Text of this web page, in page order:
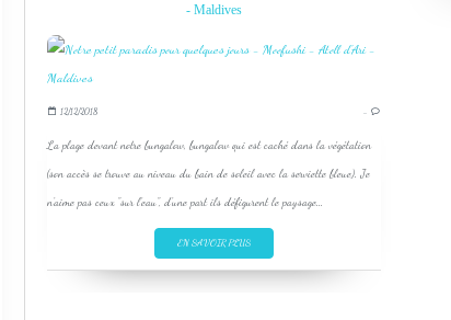
- Maldives
12/12/2018 …
La plage devant notre bungalow, bungalow qui est caché dans la végétation
(son accès se trouve au niveau du bain de soleil avec la serviette bleue). Je
n'aime pas ceux "sur l'eau", d'une part ils défigurent le paysage...
EN SAVOIR PLUS